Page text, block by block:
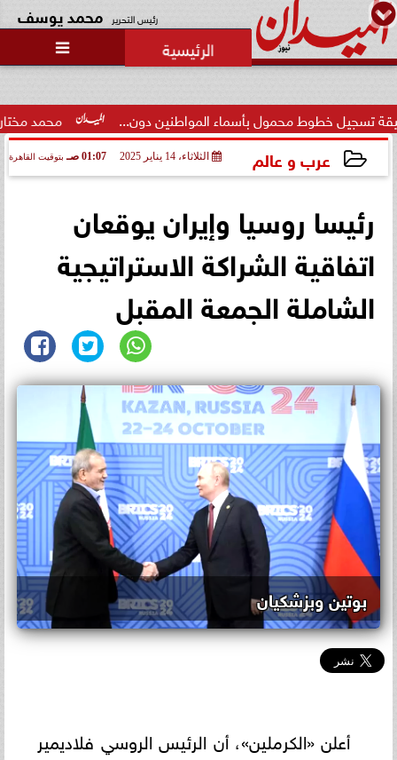

محمد مختار جمعة: بدل محمول بأسماء المواطنين دون...
عرب و عالم الثلاثاء، 14 يناير 2025 01:07 صـ بتوقيت القاهرة
رئيسا روسيا وإيران يوقعان
اتفاقية الشراكة الاستراتيجية
الشاملة الجمعة المقبل
بوتين وبزشكيان
أعلن «الكرملين»، أن الرئيس الروسي فلاديمير